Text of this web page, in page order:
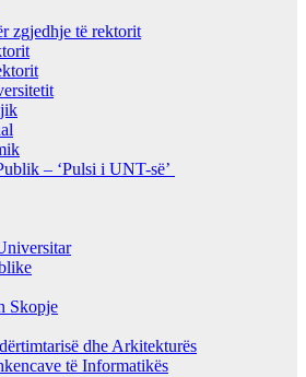
zgjedhje të rektorit
– ‘Pulsi i UNT-së’
Skopje
dhe Arkitekturës
të Informatikës